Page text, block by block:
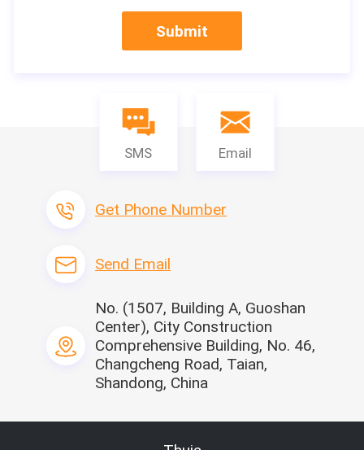
kan willekeurig en snel tot diverse werkende apparaten bij
Submit
SMS Email
Get Phone Number
Send Email
No. (1507, Building A, Guoshan
Center), City Construction
Comprehensive Building, No. 46,
Changcheng Road, Taian,
Shandong, China